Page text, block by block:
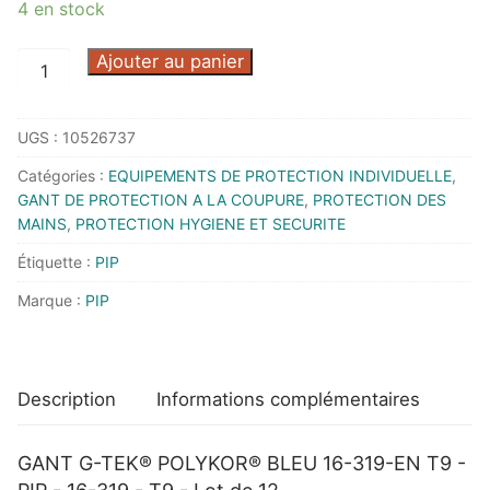
4 en stock
quantité
G-
TEK®
POLYKOR®
BLEU
16-
319-
EN
PIP
319
Ajouter au panier
UGS : 10526737
Catégories : EQUIPEMENTS DE PROTECTION INDIVIDUELLE,
GANT DE PROTECTION A LA COUPURE, PROTECTION DES
MAINS, PROTECTION HYGIENE ET SECURITE
Étiquette : PIP
Marque : PIP
Description Informations complémentaires
GANT G-TEK® POLYKOR® BLEU 16-319-EN T9 -